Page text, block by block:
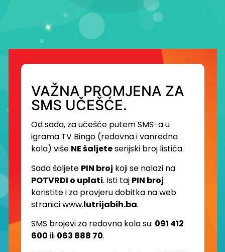
VAŽNA PROMJENA ZA
SMS UČEŠĆE.
Od sada, za učešće putem SMS-a u
igrama TV Bingo (redovna i vanredna
kola) više NE šaljeteserijski broj listića.
Sada šaljete PIN broj koji se nalazi na
POTVRDI o uplati. Isti taj PIN broj
koristite i za provjeru dobitka na web
stranici www.lutrijabih.ba.
SMS brojevi za redovna kola su: 091 412
600 ili 063 888 70.